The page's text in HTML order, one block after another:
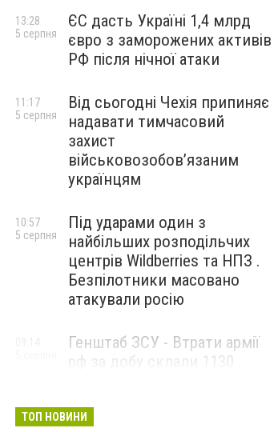
ЄС дасть Україні 1,4 млрд
євро з заморожених активів
РФ після нічної атаки
13:28
5 серпня
Від сьогодні Чехія припиняє
надавати тимчасовий
захист
військовозобов’язаним
українцям
11:17
5 серпня
Під ударами один з
найбільших розподільчих
центрів Wildberries та НПЗ .
Безпілотники масовано
атакували росію
10:57
5 серпня
Генштаб ЗСУ - Втрати армії
рф за добу склали 1130
ТОП НОВИНИ